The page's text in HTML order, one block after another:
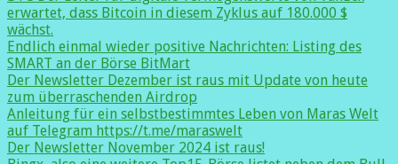
erwartet, dass Bitcoin in diesem Zyklus auf 180.000 $
wächst.
Endlich einmal wieder positive Nachrichten: Listing des
SMART an der Börse BitMart
Der Newsletter Dezember ist raus mit Update von heute
zum überraschenden Airdrop
Anleitung für ein selbstbestimmtes Leben von Maras Welt
auf Telegram https://t.me/maraswelt
Der Newsletter November 2024 ist raus!